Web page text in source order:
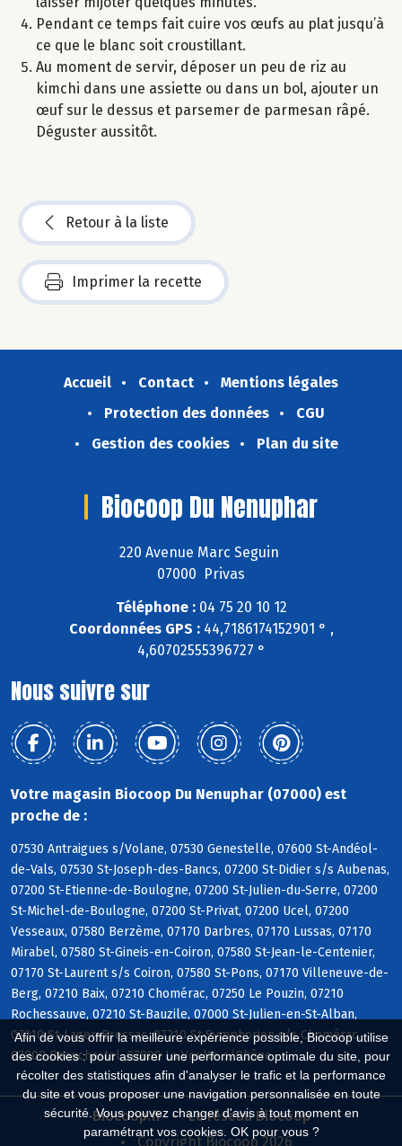
Afin de vous offrir la meilleure expérience possible, Biocoop utilise
des cookies : pour assurer une performance optimale du site, pour
récolter des statistiques afin d'analyser le trafic et la performance
du site et vous proposer une navigation personnalisée en toute
sécurité. Vous pouvez changer d'avis à tout moment en
paramétrant vos cookies. OK pour vous ?
Pendant ce temps fait cuire vos œufs au plat jusqu’à
ce que le blanc soit croustillant.
Au moment de servir, déposer un peu de riz au
kimchi dans une assiette ou dans un bol, ajouter un
œuf sur le dessus et parsemer de parmesan râpé.
Déguster aussitôt.
Retour à la liste
Imprimer la recette
Accueil Contact
Mentions légales
Protection des données
CGU
Gestion des cookies
Plan du site
Biocoop Du Nenuphar
220 Avenue Marc Seguin
07000 Privas
Téléphone :04 75 20 10 12
Coordonnées GPS :44,7186174152901 ° ,
4,60702555396727 °
Nous suivre sur
Votre magasin Biocoop Du Nenuphar (07000) est
proche de :
07530 Antraigues s/Volane, 07530 Genestelle, 07600 St-Andéol-
de-Vals, 07530 St-Joseph-des-Bancs, 07200 St-Didier s/s Aubenas,
07200 St-Etienne-de-Boulogne, 07200 St-Julien-du-Serre, 07200
St-Michel-de-Boulogne, 07200 St-Privat, 07200 Ucel, 07200
Vesseaux, 07580 Berzème, 07170 Darbres, 07170 Lussas, 07170
Mirabel, 07580 St-Gineis-en-Coiron, 07580 St-Jean-le-Centenier,
07170 St-Laurent s/s Coiron, 07580 St-Pons, 07170 Villeneuve-de-
Berg, 07210 Baix, 07210 Chomérac, 07250 Le Pouzin, 07210
Rochessauve, 07210 St-Bauzile, 07000 St-Julien-en-St-Alban,
07210 St-Lager-Bressac, 07210 St-Symphorien s/s Chomérac,
07800 Beauchastel, 07800 La Voulte s/Rhône
Biocoop.fr
Le réseau Biocoop
Copyright Biocoop 2026